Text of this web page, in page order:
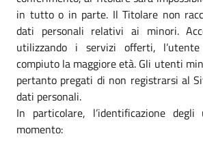
in tutto o in parte. Il Titolare non
dati personali relativi ai minori.
utilizzando i servizi offerti,
compiuto la maggiore età. Gli utenti
pertanto pregati di non registrarsi al
dati personali.
In particolare, l’identificazione
momento: